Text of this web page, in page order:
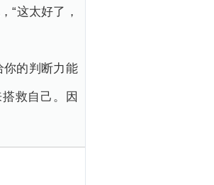
“这太好了，
你的判断力能
救自己。因